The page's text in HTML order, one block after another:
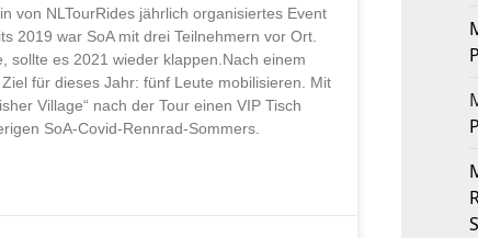
von NLTourRides jährlich organisiertes Event
2019 war SoA mit drei Teilnehmern vor Ort.
sollte es 2021 wieder klappen.Nach einem
für dieses Jahr: fünf Leute mobilisieren. Mit
Village“ nach der Tour einen VIP Tisch
SoA-Covid-Rennrad-Sommers.